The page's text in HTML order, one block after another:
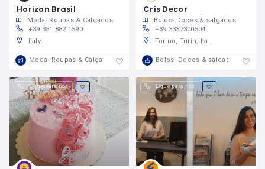
Horizon Brasil
Moda- Roupas & Calçados
+39 351 882 1590
Italy
Moda- Roupas & Calçados
Cris Decor
Bolos- Doces & salgados
+39 3337300504
Torino, Turin, Italy
Bolos- Doces & salgados
Ligue para nós Ligue para nós